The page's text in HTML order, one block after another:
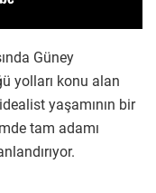
Güney
yolları konu alan
yaşamının bir
tam adamı